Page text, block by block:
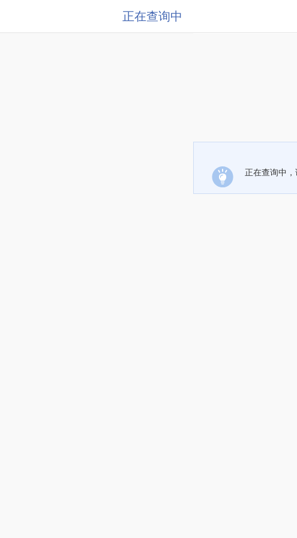
正在查询中
正在查询中